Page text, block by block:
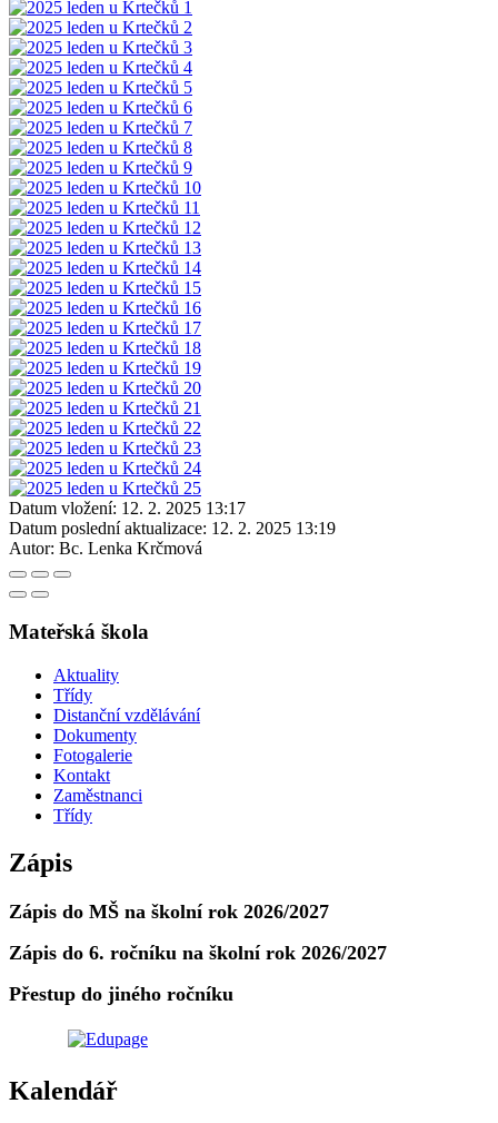
Datum vložení: 12. 2. 2025 13:17
Datum poslední aktualizace: 12. 2. 2025 13:19
Autor: Bc. Lenka Krčmová
Mateřská škola
Aktuality
Třídy
Distanční vzdělávání
Dokumenty
Fotogalerie
Kontakt
Zaměstnanci
Třídy
Zápis
Zápis do MŠ na školní rok 2026/2027
Zápis do 6. ročníku na školní rok 2026/2027
Přestup do jiného ročníku
Kalendář